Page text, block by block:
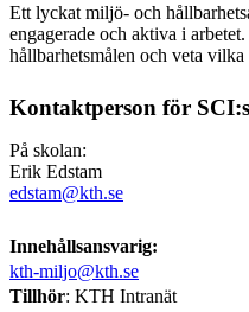
Ett lyckat miljö- och
engagerade och aktiva i
hållbarhetsmålen och veta
Kontaktperson för
På skolan:
Erik Edstam
edstam@kth.se
Innehållsansvarig:
kth-miljo@kth.se
Tillhör: KTH Intranät